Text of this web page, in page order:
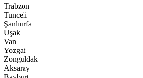
Trabzon
Tunceli
Şanlıurfa
Uşak
Van
Yozgat
Zonguldak
Aksaray